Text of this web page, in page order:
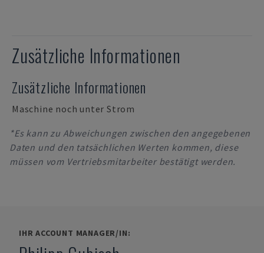
Zusätzliche Informationen
Zusätzliche Informationen
Maschine noch unter Strom
*Es kann zu Abweichungen zwischen den angegebenen
Daten und den tatsächlichen Werten kommen, diese
müssen vom Vertriebsmitarbeiter bestätigt werden.
IHR ACCOUNT MANAGER/IN: